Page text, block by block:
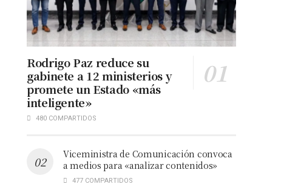
Rodrigo Paz reduce su
gabinete a 12 ministerios y
promete un Estado «más
inteligente»
480 COMPARTIDOS
Viceministra de Comunicación convoca
a medios para «analizar contenidos»
477 COMPARTIDOS